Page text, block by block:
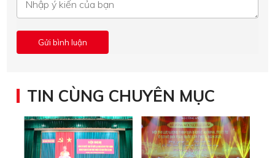
TIN CÙNG CHUYÊN MỤC